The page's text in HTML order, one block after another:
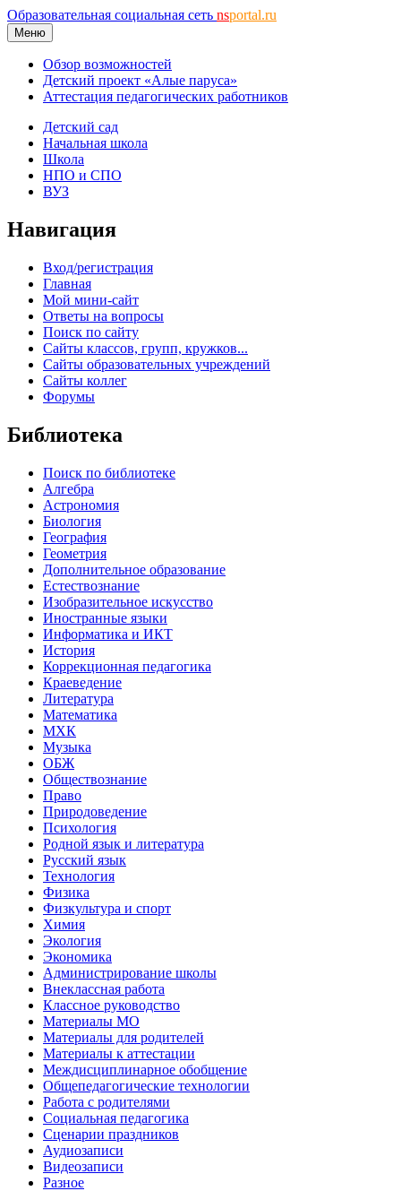
Образовательная социальная сеть nsportal.ru
Меню
Обзор возможностей
Детский проект «Алые паруса»
Аттестация педагогических работников
Детский сад
Начальная школа
Школа
НПО и СПО
ВУЗ
Навигация
Вход/регистрация
Главная
Мой мини-сайт
Ответы на вопросы
Поиск по сайту
Сайты классов, групп, кружков...
Сайты образовательных учреждений
Сайты коллег
Форумы
Библиотека
Поиск по библиотеке
Алгебра
Астрономия
Биология
География
Геометрия
Дополнительное образование
Естествознание
Изобразительное искусство
Иностранные языки
Информатика и ИКТ
История
Коррекционная педагогика
Краеведение
Литература
Математика
МХК
Музыка
ОБЖ
Обществознание
Право
Природоведение
Психология
Родной язык и литература
Русский язык
Технология
Физика
Физкультура и спорт
Химия
Экология
Экономика
Администрирование школы
Внеклассная работа
Классное руководство
Материалы МО
Материалы для родителей
Материалы к аттестации
Междисциплинарное обобщение
Общепедагогические технологии
Работа с родителями
Социальная педагогика
Сценарии праздников
Аудиозаписи
Видеозаписи
Разное